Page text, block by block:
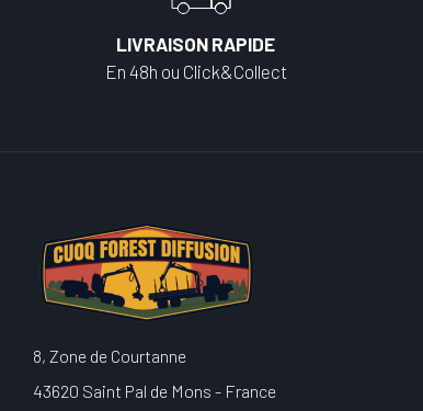
LIVRAISON RAPIDE
En 48h ou Click&Collect
8, Zone de Courtanne
43620 Saint Pal de Mons - France